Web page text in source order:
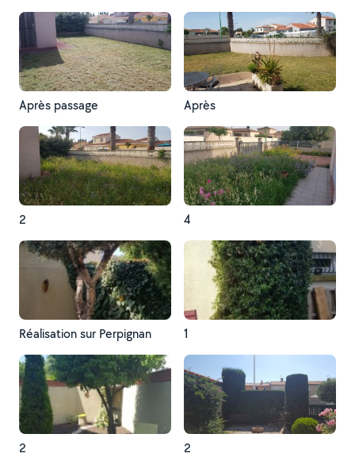
Après passage Après
2 4
Réalisation sur Perpignan 1
2 2